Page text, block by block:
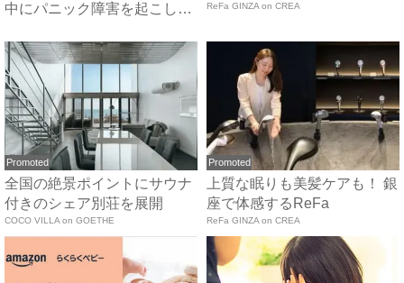
中にパニック障害を起こしか
ReFa GINZA on CREA
Promoted
全国の絶景ポイントにサウナ
付きのシェア別荘を展開
COCO VILLA on GOETHE
Promoted
上質な眠りも美髪ケアも！ 銀
座で体感するReFa
ReFa GINZA on CREA